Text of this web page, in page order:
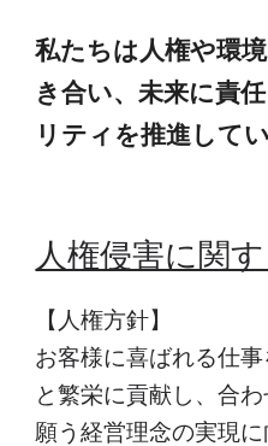
私たちは人権や環
き合い、未来に責
リティを推進して
人権侵害に関
【人権方針】
お客様に喜ばれる仕
と繁栄に貢献し、合
願う経営理念の実現